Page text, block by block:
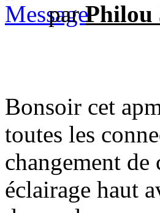
parPhilou
Bonsoir cet
toutes les
changement
éclairage haut